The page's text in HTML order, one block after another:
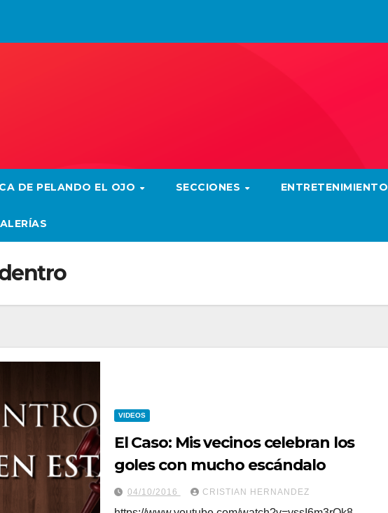
DE PELANDO EL OJO SECCIONES ENTRETENIMIENTO
dentro
VIDEOS
El Caso: Mis vecinos celebran los
goles con mucho escándalo
04/10/2016 CRISTIAN HERNANDEZ